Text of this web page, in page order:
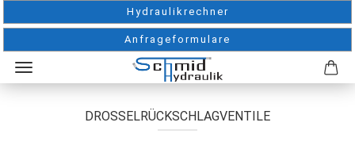
Hydraulikrechner
Anfrageformulare
DROSSELRÜCKSCHLAGVENTILE